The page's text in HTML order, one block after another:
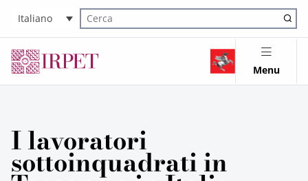
Italiano
Cerca nel sito
Menu
I lavoratori
sottoinquadrati in